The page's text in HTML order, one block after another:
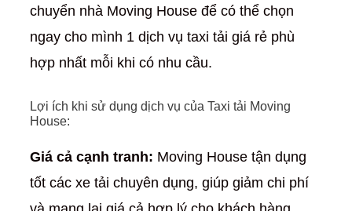
chuyển nhà Moving House để có thể chọn
ngay cho mình 1 dịch vụ taxi tải giá rẻ phù
hợp nhất mỗi khi có nhu cầu.
Lợi ích khi sử dụng dịch vụ của Taxi tải Moving
House:
Giá cả cạnh tranh: Moving House tận dụng
tốt các xe tải chuyên dụng, giúp giảm chi phí